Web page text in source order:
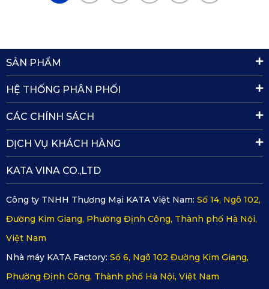
SẢN PHẨM
HỆ THỐNG PHÂN PHỐI
CÁC CHÍNH SÁCH
DỊCH VỤ KHÁCH HÀNG
KATA VINA CO.,LTD
Công ty TNHH Thương Mại KATA Việt Nam: Số 14, Ngõ 102,
Đường Kim Giang, Phường Định Công, Thành phố Hà Nội,
Việt Nam
Nhà máy KATA Factory: Số 6, Ngõ 102 Đường Kim Giang,
Phường Định Công, Thành phố Hà Nội, Việt Nam